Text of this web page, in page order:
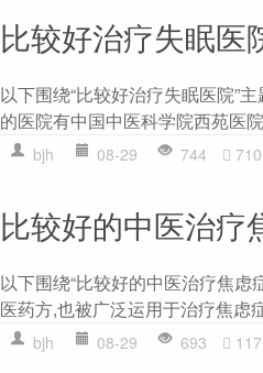
比较好治疗失眠医
以下围绕“比较好治疗失眠医院”
的医院有中国中医科学院西苑医
bjh 08-29 744 710
比较好的中医治疗
以下围绕“比较好的中医治疗焦
医药方,也被广泛运用于治疗焦虑
bjh 08-29 693 117